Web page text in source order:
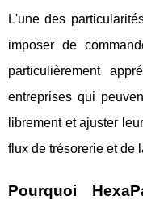
L'une des
imposer de
particulièrement
entreprises qui
librement et ajuster
flux de trésorerie et de
Pourquoi